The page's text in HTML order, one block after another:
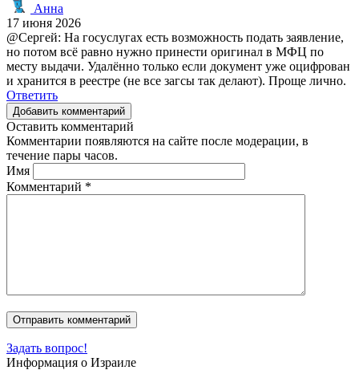
Анна
17 июня 2026
@Сергей: На госуслугах есть возможность подать заявление,
но потом всё равно нужно принести оригинал в МФЦ по
месту выдачи. Удалённо только если документ уже оцифрован
и хранится в реестре (не все загсы так делают). Проще лично.
Ответить
Добавить комментарий
Оставить комментарий
Комментарии появляются на сайте после модерации, в
течение пары часов.
Имя
Комментарий *
Задать вопрос!
Информация о Израиле